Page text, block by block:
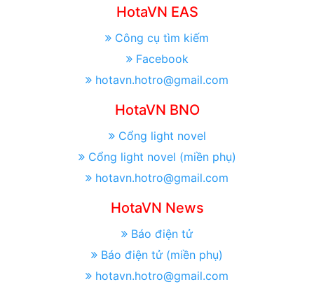
HotaVN EAS
Công cụ tìm kiếm
Facebook
hotavn.hotro@gmail.com
HotaVN BNO
Cổng light novel
Cổng light novel (miền phụ)
hotavn.hotro@gmail.com
HotaVN News
Báo điện tử
Báo điện tử (miền phụ)
hotavn.hotro@gmail.com